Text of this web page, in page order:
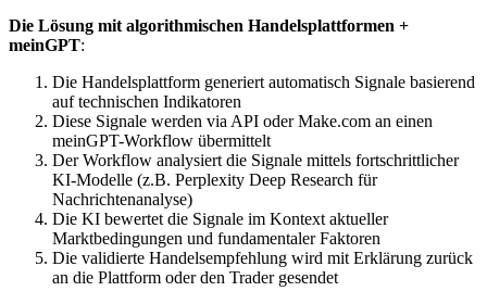
Die Lösung mit algorithmischen Handelsplattformen +
meinGPT:
Die Handelsplattform generiert automatisch Signale basierend
auf technischen Indikatoren
Diese Signale werden via API oder Make.com an einen
meinGPT-Workflow übermittelt
Der Workflow analysiert die Signale mittels fortschrittlicher
KI-Modelle (z.B. Perplexity Deep Research für
Nachrichtenanalyse)
Die KI bewertet die Signale im Kontext aktueller
Marktbedingungen und fundamentaler Faktoren
Die validierte Handelsempfehlung wird mit Erklärung zurück
an die Plattform oder den Trader gesendet